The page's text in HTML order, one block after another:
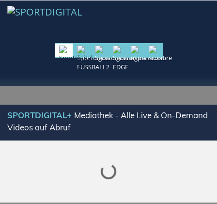
SPORTDIGITAL+ Mediathek - Alle Live & On-Demand
Videos auf Abruf
Lade SPORTDIGITAL+ Mediathek